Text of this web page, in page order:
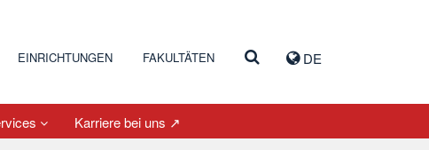
DE
EINRICHTUNGEN FAKULTÄTEN
Karriere bei uns ↗